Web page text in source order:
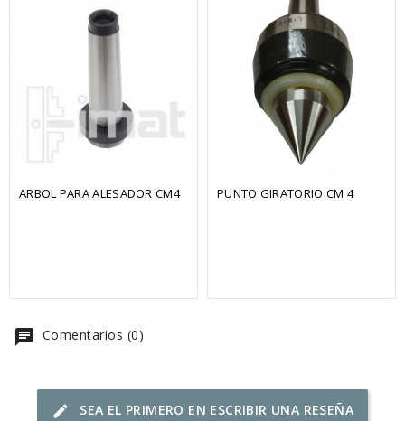
ARBOL PARA ALESADOR CM4 PUNTO GIRATORIO CM 4
chat Comentarios (0)
edit SEA EL PRIMERO EN ESCRIBIR UNA RESEÑA